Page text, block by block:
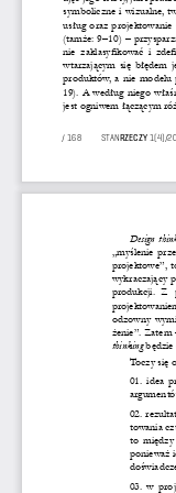
/ 168          StanRzeczy 1(4) /
symboliczne i wizualne,
usług oraz
(tamże: 9–10) –
nie  zaklasyfikować  i
wtarzającym się błędem
produktów, a nie modelu
19). A według niego
jest ogniwem łączącym
Design
„myślenie
projektowe”,
wykraczający
produkcji.  Z
odzowny
żenie”.
thinking będzie
Toczy się
01. idea
02.
towania
to
ponieważ
03. w